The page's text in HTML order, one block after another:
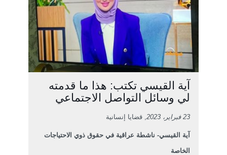
آية القيسي تكتب: هذا ما قدمته
لي وسائل التواصل الاجتماعي
23 فبراير، 2023 , قضايا إنسانية
آية القيسي- ناشطة عراقية في حقوق ذوي الاحتياجات
الخاصة